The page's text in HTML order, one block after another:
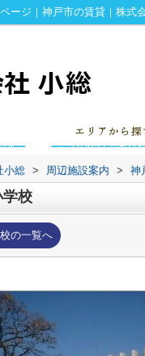
ージ｜神戸市の賃貸｜株式
小総 > 周辺施設案内 > 神
学校
の一覧へ